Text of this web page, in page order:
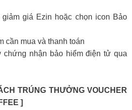
giá Ezin hoặc chọn icon Bảo
cần mua và thanh toán
chứng nhận bảo hiểm điện tử qua
TRÚNG THƯỞNG VOUCHER
]️